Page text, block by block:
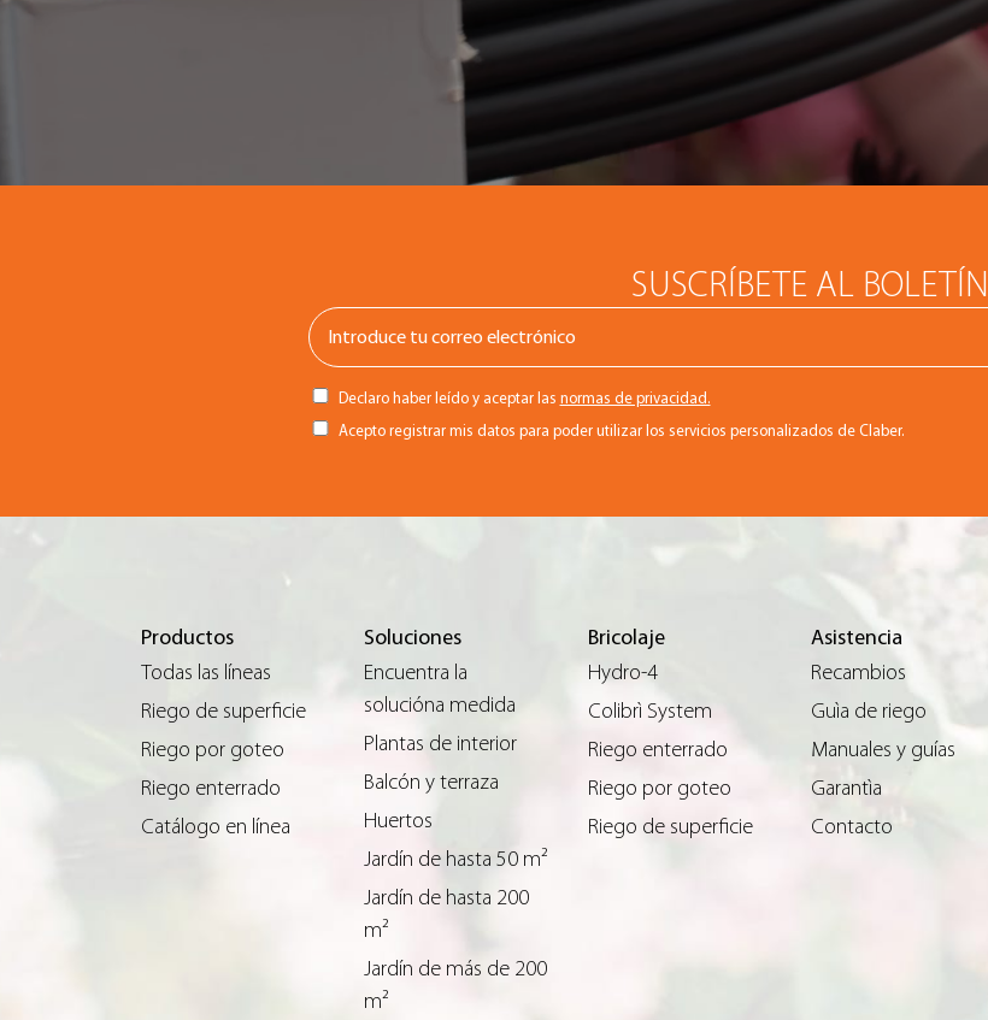
SUSCRÍBETE AL BOLETÍN
Declaro haber leído y aceptar las normas de privacidad.
Acepto registrar mis datos para poder utilizar los servicios personalizados de Claber.
Productos
Todas las líneas
Riego de superficie
Riego por goteo
Riego enterrado
Catálogo en línea
Soluciones
Encuentra la
solucióna medida
Plantas de interior
Balcón y terraza
Huertos
Jardín de hasta 50 m²
Jardín de hasta 200
m²
Jardín de más de 200
m²
Bricolaje
Hydro-4
Colibrì System
Riego enterrado
Riego por goteo
Riego de superficie
Asistencia
Recambios
Guìa de riego
Manuales y guías
Garantìa
Contacto